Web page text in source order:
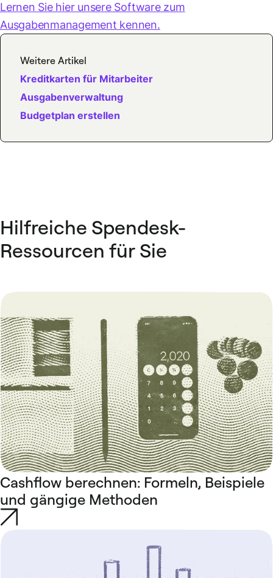
Lernen Sie hier unsere Software zum
Ausgabenmanagement kennen.
Weitere Artikel
Kreditkarten für Mitarbeiter
Ausgabenverwaltung
Budgetplan erstellen
Hilfreiche Spendesk-
Ressourcen für Sie
Cashflow berechnen: Formeln, Beispiele
und gängige Methoden